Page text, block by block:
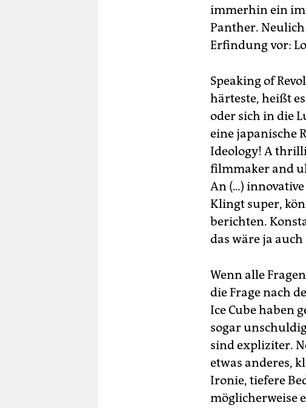
immerhin ein
Panther.
Erfindung vor:
Speaking of
härteste, heißt
oder sich in die
eine japanische
Ideology! A
filmmaker and
An (...)
Klingt super,
berichten.
das wäre ja
Wenn alle
die Frage nach
Ice Cube haben
sogar
sind expliziter.
etwas anderes,
Ironie, tiefere
möglicherweise